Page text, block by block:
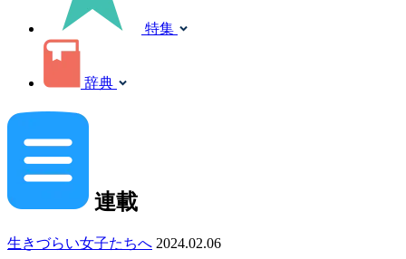
特集
辞典
連載
生きづらい女子たちへ 2024.02.06